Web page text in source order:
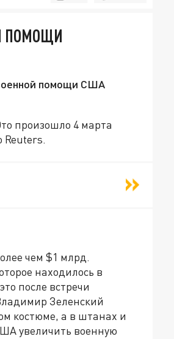
ПОМОЩИ
помощи США
произошло 4 марта
Reuters.
чем $1 млрд.
находилось в
после встречи
Зеленский
костюме, а в штанах и
увеличить военную